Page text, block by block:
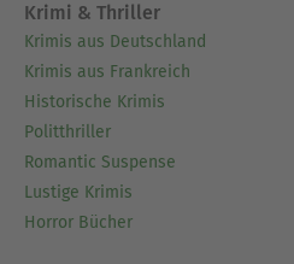
Krimi & Thriller
Krimis aus Deutschland
Krimis aus Frankreich
Historische Krimis
Politthriller
Romantic Suspense
Lustige Krimis
Horror Bücher